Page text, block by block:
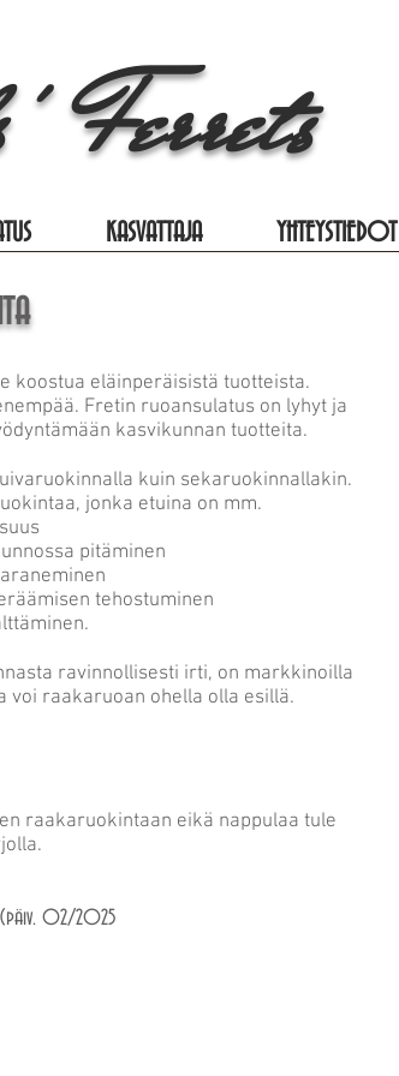
Ferrets
KASVATTAJA YHTEYSTIEDOT
koostua eläinperäisistä tuotteista.
Fretin ruoansulatus on lyhyt ja
kasvikunnan tuotteita.
kuin sekaruokinnallakin.
jonka etuina on mm.
pitäminen
tehostuminen
ravinnollisesti irti, on markkinoilla
voi raakaruoan ohella olla esillä.
raakaruokintaan eikä nappulaa tule
02/2025